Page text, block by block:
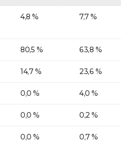
4,8 % 7,7 %
80,5 % 63,8 %
14,7 % 23,6 %
0,0 % 4,0 %
0,0 % 0,2 %
0,0 % 0,7 %